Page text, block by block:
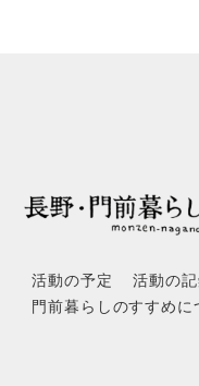
活動の予定 活動の
門前暮らしのすすめに